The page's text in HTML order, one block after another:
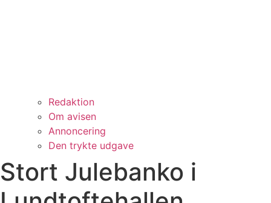
Redaktion
Om avisen
Annoncering
Den trykte udgave
Stort Julebanko i